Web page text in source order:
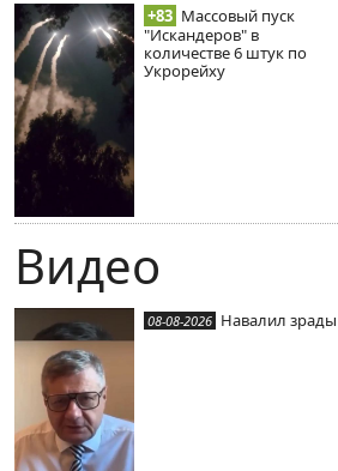
+83 Массовый пуск
"Искандеров" в
количестве 6 штук по
Укрорейху
Видео
08-08-2026 Навалил зрады